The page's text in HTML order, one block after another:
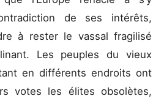
de ses intérêts,
à rester le vassal fragilisé
Les peuples du vieux
en différents endroits ont
votes les élites obsolètes,